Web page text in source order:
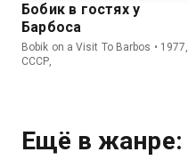
Бобик в гостях у
Барбоса
Bobik on a Visit To Barbos • 1977,
СССР,
Ещё в жанре: